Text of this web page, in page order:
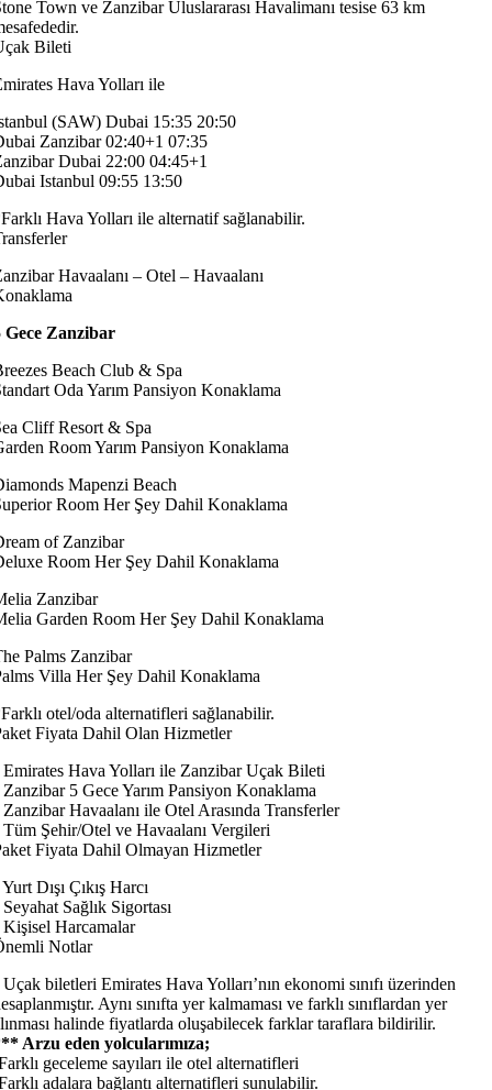
Town ve Zanzibar Uluslararası Havalimanı tesise 63 km
Bileti
Hava Yolları ile
(SAW) Dubai 15:35 20:50
Zanzibar 02:40+1 07:35
Dubai 22:00 04:45+1
Istanbul 09:55 13:50
Hava Yolları ile alternatif sağlanabilir.
Havaalanı – Otel – Havaalanı
Gece Zanzibar
Beach Club & Spa
Oda Yarım Pansiyon Konaklama
Cliff Resort & Spa
Room Yarım Pansiyon Konaklama
Mapenzi Beach
Room Her Şey Dahil Konaklama
of Zanzibar
Room Her Şey Dahil Konaklama
Zanzibar
Garden Room Her Şey Dahil Konaklama
Palms Zanzibar
Villa Her Şey Dahil Konaklama
otel/oda alternatifleri sağlanabilir.
Fiyata Dahil Olan Hizmetler
Emirates Hava Yolları ile Zanzibar Uçak Bileti
Zanzibar 5 Gece Yarım Pansiyon Konaklama
Zanzibar Havaalanı ile Otel Arasında Transferler
Tüm Şehir/Otel ve Havaalanı Vergileri
Fiyata Dahil Olmayan Hizmetler
Yurt Dışı Çıkış Harcı
Seyahat Sağlık Sigortası
Kişisel Harcamalar
Notlar
Uçak biletleri Emirates Hava Yolları’nın ekonomi sınıfı üzerinden
Aynı sınıfta yer kalmaması ve farklı sınıflardan yer
halinde fiyatlarda oluşabilecek farklar taraflara bildirilir.
Arzu eden yolcularımıza;
geceleme sayıları ile otel alternatifleri
adalara bağlantı alternatifleri sunulabilir.